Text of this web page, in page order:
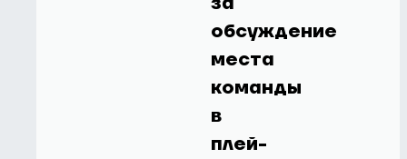
обсуждение
места
команды
в
плей-